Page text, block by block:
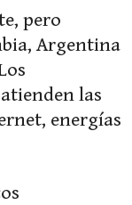
pero
Argentina
las
energías